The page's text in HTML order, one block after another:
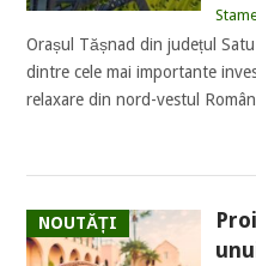
Orașul Tășnad din județul
dintre cele mai importante
relaxare din nord-vestul
NOUTĂȚI